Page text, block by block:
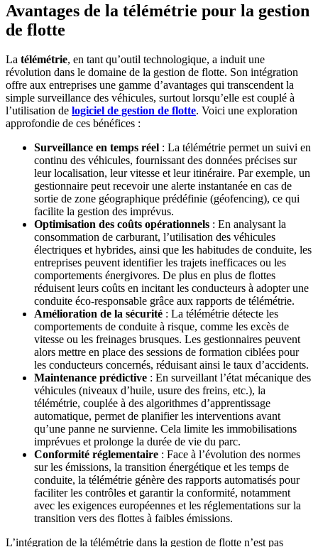
Avantages de la télémétrie pour la gestion
de flotte
La télémétrie, en tant qu’outil technologique, a induit une
révolution dans le domaine de la gestion de flotte. Son intégration
offre aux entreprises une gamme d’avantages qui transcendent la
simple surveillance des véhicules, surtout lorsqu’elle est couplé à
l’utilisation de logiciel de gestion de flotte. Voici une exploration
approfondie de ces bénéfices :
Surveillance en temps réel : La télémétrie permet un suivi en
continu des véhicules, fournissant des données précises sur
leur localisation, leur vitesse et leur itinéraire. Par exemple, un
gestionnaire peut recevoir une alerte instantanée en cas de
sortie de zone géographique prédéfinie (géofencing), ce qui
facilite la gestion des imprévus.
Optimisation des coûts opérationnels : En analysant la
consommation de carburant, l’utilisation des véhicules
électriques et hybrides, ainsi que les habitudes de conduite, les
entreprises peuvent identifier les trajets inefficaces ou les
comportements énergivores. De plus en plus de flottes
réduisent leurs coûts en incitant les conducteurs à adopter une
conduite éco-responsable grâce aux rapports de télémétrie.
Amélioration de la sécurité : La télémétrie détecte les
comportements de conduite à risque, comme les excès de
vitesse ou les freinages brusques. Les gestionnaires peuvent
alors mettre en place des sessions de formation ciblées pour
les conducteurs concernés, réduisant ainsi le taux d’accidents.
Maintenance prédictive : En surveillant l’état mécanique des
véhicules (niveaux d’huile, usure des freins, etc.), la
télémétrie, couplée à des algorithmes d’apprentissage
automatique, permet de planifier les interventions avant
qu’une panne ne survienne. Cela limite les immobilisations
imprévues et prolonge la durée de vie du parc.
Conformité réglementaire : Face à l’évolution des normes
sur les émissions, la transition énergétique et les temps de
conduite, la télémétrie génère des rapports automatisés pour
faciliter les contrôles et garantir la conformité, notamment
avec les exigences européennes et les réglementations sur la
transition vers des flottes à faibles émissions.
L’intégration de la télémétrie dans la gestion de flotte n’est pas